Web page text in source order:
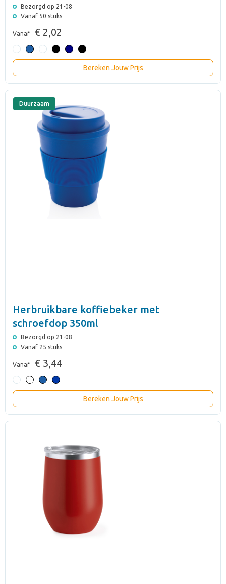
Bezorgd op 21-08
Vanaf 50 stuks
Vanaf € 2,02
Bereken Jouw Prijs
Duurzaam
Herbruikbare koffiebeker met
schroefdop 350ml
Bezorgd op 21-08
Vanaf 25 stuks
Vanaf € 3,44
Bereken Jouw Prijs